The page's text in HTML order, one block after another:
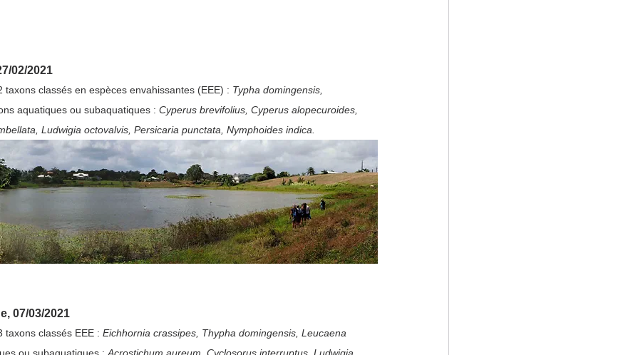
02/2021
classés en espèces envahissantes (EEE) : Typha domingensis,
aquatiques ou subaquatiques : Cyperus brevifolius, Cyperus alopecuroides,
Ludwigia octovalvis, Persicaria punctata, Nymphoides indica.
07/03/2021
taxons classés EEE : Eichhornia crassipes, Thypha domingensis, Leucaena
ou subaquatiques : Acrostichum aureum, Cyclosorus interruptus, Ludwigia